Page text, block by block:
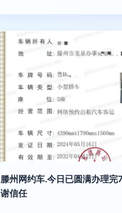
滕州网约车.今日已圆满办理完
谢信任